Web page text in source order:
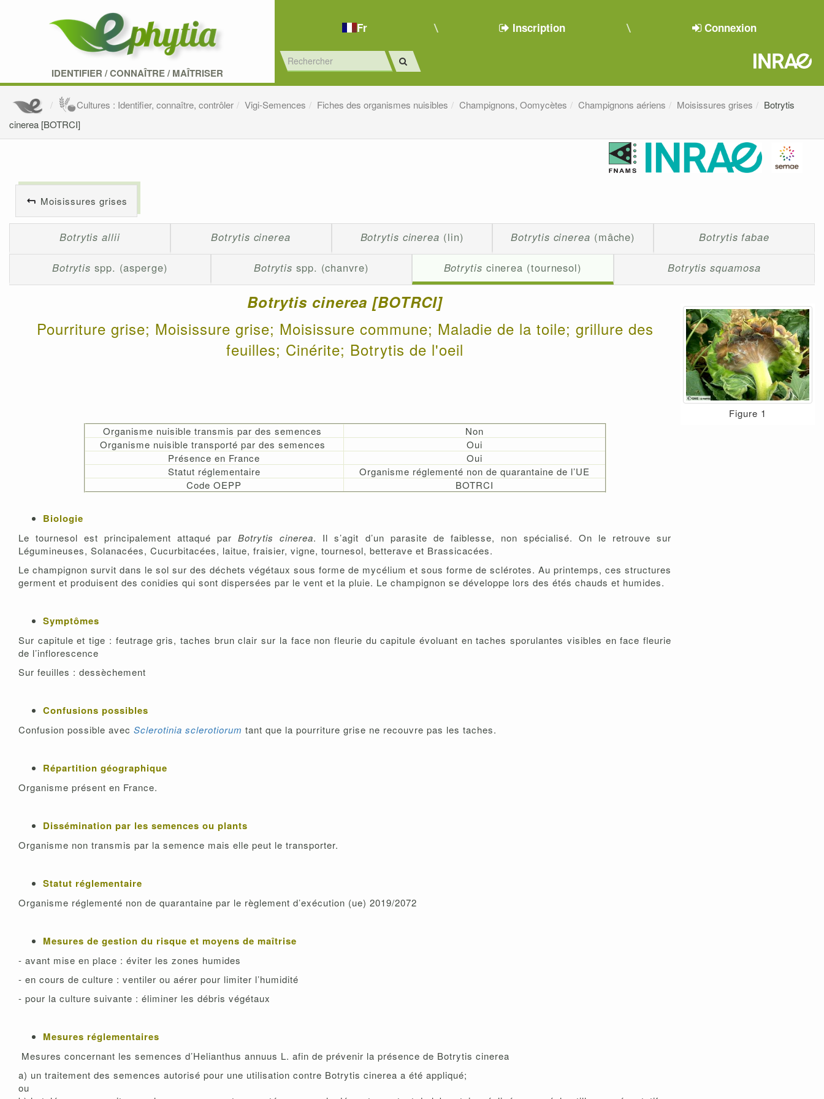
IDENTIFIER /CONNAÎTRE/MAÎTRISER
Fr Inscription Connexion
Cultures : Identifier, connaître, contrôler Vigi-Semences Fiches des organismes nuisibles Champignons, Oomycètes Champignons aériens Moisissures grises
Botrytis
cinerea [BOTRCI]
Moisissures grises
Botrytis allii Botrytis cinerea Botrytis cinerea (lin) Botrytis cinerea (mâche) Botrytis fabae
Botrytis spp. (asperge) Botrytis spp. (chanvre) Botrytis cinerea (tournesol) Botrytis squamosa
Botrytis cinerea [BOTRCI]
Pourriture grise; Moisissure grise; Moisissure commune; Maladie de la toile; grillure des
feuilles; Cinérite; Botrytis de l'oeil
Organisme nuisible transmis par des semences
Non
Organisme nuisible transporté par des semences
Oui
Présence en France
Oui
Statut réglementaire
Organisme réglementé non de quarantaine de l’UE
Code OEPP
BOTRCI
Biologie
Le tournesol est principalement attaqué parBotrytis cinerea. Il s’agit d’un parasite de faiblesse, non spécialisé. On le retrouve sur
Légumineuses, Solanacées, Cucurbitacées, laitue, fraisier, vigne, tournesol, betterave et Brassicacées.
Le champignon survit dans le sol sur des déchets végétaux sous forme de mycélium et sous forme de sclérotes. Au printemps, ces structures
germent et produisent des conidies qui sont dispersées par le vent et la pluie. Le champignon se développe lors des étés chauds et humides.
Symptômes
Sur capitule et tige : feutrage gris, taches brun clair sur la face non fleurie du capitule évoluant en taches sporulantes visibles en face fleurie
de l’inflorescence
Sur feuilles : dessèchement
Confusions possibles
Confusion possible avec Sclerotinia sclerotiorum tant que la pourriture grise ne recouvre pas les taches.
Répartition géographique
Organisme présent en France.
Dissémination par les semences ou plants
Organisme non transmis par la semence mais elle peut le transporter.
Statut réglementaire
Organisme réglementé non de quarantaine par le règlement d’exécution (ue) 2019/2072
Mesures de gestion du risque et moyens de maîtrise
- avant mise en place : éviter les zones humides
- en cours de culture : ventiler ou aérer pour limiter l’humidité
- pour la culture suivante : éliminer les débris végétaux
Mesures réglementaires
Mesures concernant les semences d’Helianthus annuus L. afin de prévenir la présence de Botrytis cinerea
a) un traitement des semences autorisé pour une utilisation contre Botrytis cinerea a été appliqué;
ou
Figure 1